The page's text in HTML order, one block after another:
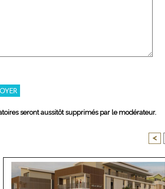
seront aussitôt supprimés par le modérateur.
<